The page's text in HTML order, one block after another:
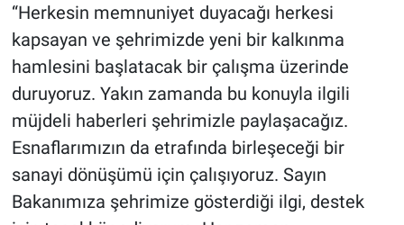
“Herkesin memnuniyet duyacağı herkesi
kapsayan ve şehrimizde yeni bir kalkınma
hamlesini başlatacak bir çalışma üzerinde
duruyoruz. Yakın zamanda bu konuyla ilgili
müjdeli haberleri şehrimizle paylaşacağız.
Esnaflarımızın da etrafında birleşeceği bir
sanayi dönüşümü için çalışıyoruz. Sayın
Bakanımıza şehrimize gösterdiği ilgi, destek